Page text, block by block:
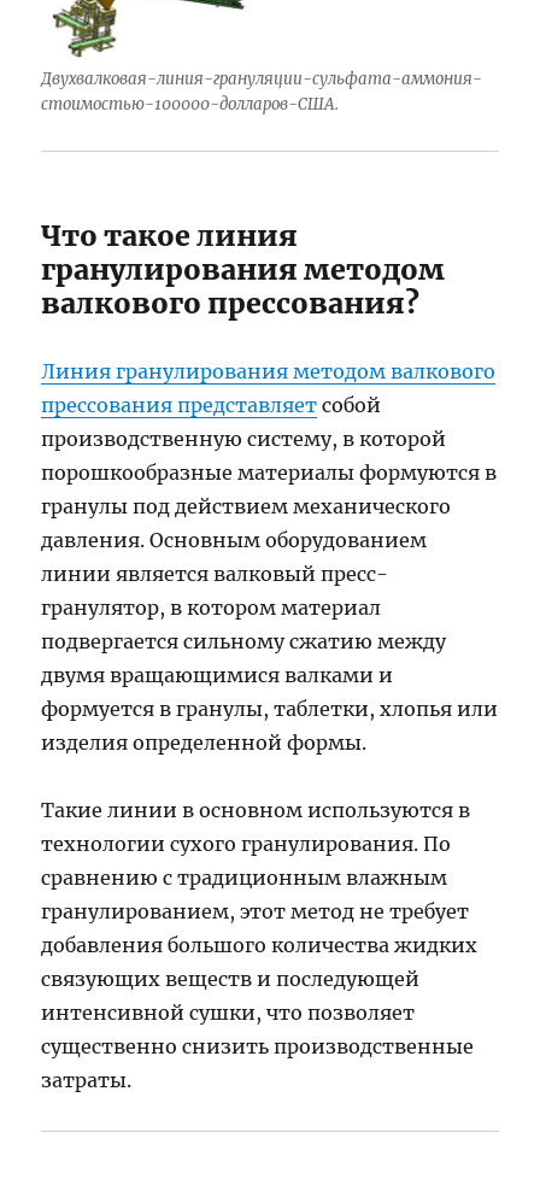
Двухвалковая-линия-грануляции-сульфата-аммония-
стоимостью-100000-долларов-США.
Что такое линия
гранулирования методом
валкового прессования?
Линия гранулирования методом валкового
прессования представляет собой
производственную систему, в которой
порошкообразные материалы формуются в
гранулы под действием механического
давления. Основным оборудованием
линии является валковый пресс-
гранулятор, в котором материал
подвергается сильному сжатию между
двумя вращающимися валками и
формуется в гранулы, таблетки, хлопья или
изделия определенной формы.
Такие линии в основном используются в
технологии сухого гранулирования. По
сравнению с традиционным влажным
гранулированием, этот метод не требует
добавления большого количества жидких
связующих веществ и последующей
интенсивной сушки, что позволяет
существенно снизить производственные
затраты.